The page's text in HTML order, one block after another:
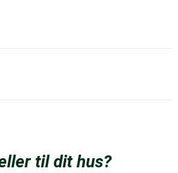
til dit hus?